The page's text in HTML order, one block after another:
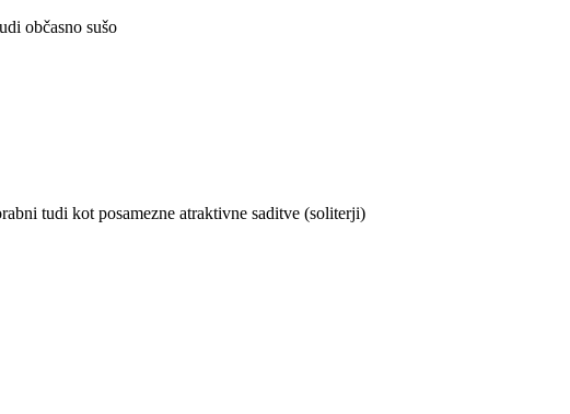
občasno sušo
tudi kot posamezne atraktivne saditve (soliterji)